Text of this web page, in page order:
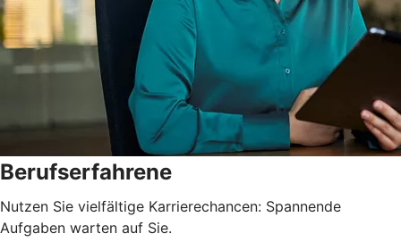
Berufserfahrene
Nutzen Sie vielfältige Karrierechancen: Spannende
Aufgaben warten auf Sie.